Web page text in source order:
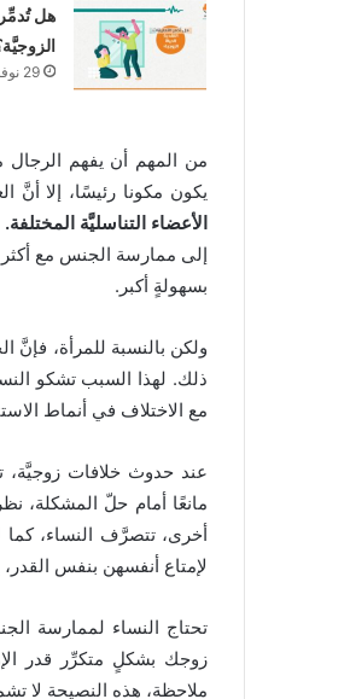
هل تُدمِّر
29 نوفمبر، 2023
من المهم أن يفهم الرجال
يكون مكونا رئيسًا، إلا أنَّ
الأعضاء التناسليَّة المختلفة.
إلى ممارسة الجنس مع
بسهولةٍ أكبر.
ولكن بالنسبة للمرأة،
ذلك. لهذا السبب تشكو
مع الاختلاف في أنماط
عند حدوث خلافات زوجيَّة،
مانعًا أمام حلّ المشكلة،
أخرى، تتصرَّف النساء، كما
لإمتاع أنفسهن بنفس
تحتاج النساء لممارسة
زوجك بشكلٍ متكرِّر قدر
ملاحظة، هذه النصيحة لا